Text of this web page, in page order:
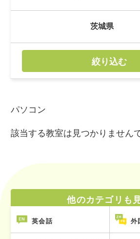
絞り込む
パソコン
該当する教室は見つかりません
他のカテゴリも
英会話 外